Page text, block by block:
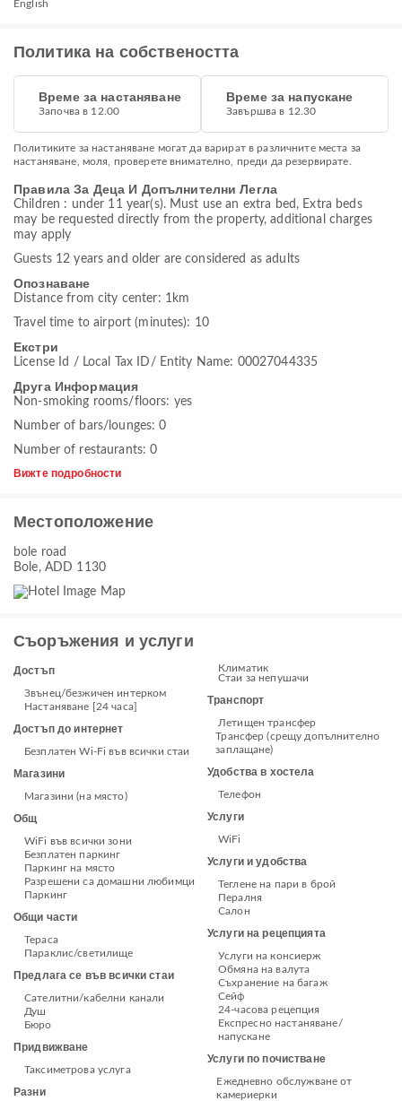
English
Политика на собствеността
Време за настаняване
Започва в 12.00
Време за напускане
Завършва в 12.30
Политиките за настаняване могат да варират в различните места за
настаняване, моля, проверете внимателно, преди да резервирате.
Правила За Деца И Допълнителни Легла
Children : under 11 year(s). Must use an extra bed, Extra beds
may be requested directly from the property, additional charges
may apply
Guests 12 years and older are considered as adults
Опознаване
Distance from city center: 1km
Travel time to airport (minutes): 10
Екстри
License Id / Local Tax ID/ Entity Name: 00027044335
Друга Информация
Non-smoking rooms/floors: yes
Number of bars/lounges: 0
Number of restaurants: 0
Вижте подробности
Местоположение
bole road
Bole, ADD 1130
Съоръжения и услуги
Достъп
Звънец/безжичен интерком
Настаняване [24 часа]
Достъп до интернет
Безплатен Wi-Fi във всички стаи
Магазини
Магазини (на място)
Общ
WiFi във всички зони
Безплатен паркинг
Паркинг на място
Разрешени са домашни любимци
Паркинг
Общи части
Тераса
Параклис/светилище
Предлага се във всички стаи
Сателитни/кабелни канали
Душ
Бюро
Придвижване
Таксиметрова услуга
Разни
Климатик
Стаи за непушачи
Транспорт
Летищен трансфер
Трансфер (срещу допълнително
заплащане)
Удобства в хостела
Телефон
Услуги
WiFi
Услуги и удобства
Теглене на пари в брой
Пералня
Салон
Услуги на рецепцията
Услуги на консиерж
Обмяна на валута
Съхранение на багаж
Сейф
24-часова рецепция
Експресно настаняване/
напускане
Услуги по почистване
Ежедневно обслужване от
камериерки